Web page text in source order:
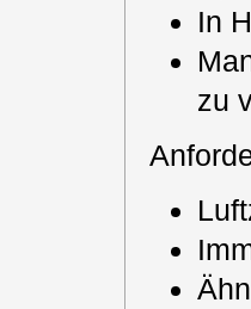
In
zu